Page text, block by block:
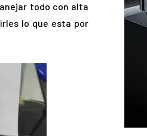
todo con alta
lo que esta por